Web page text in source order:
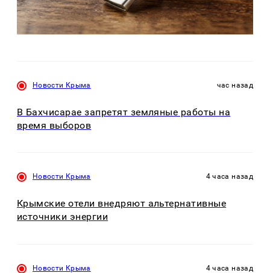
Новости Крыма час назад
В Бахчисарае запретят земляные работы на
время выборов
Новости Крыма 4 часа назад
Крымские отели внедряют альтернативные
источники энергии
Новости Крыма 4 часа назад